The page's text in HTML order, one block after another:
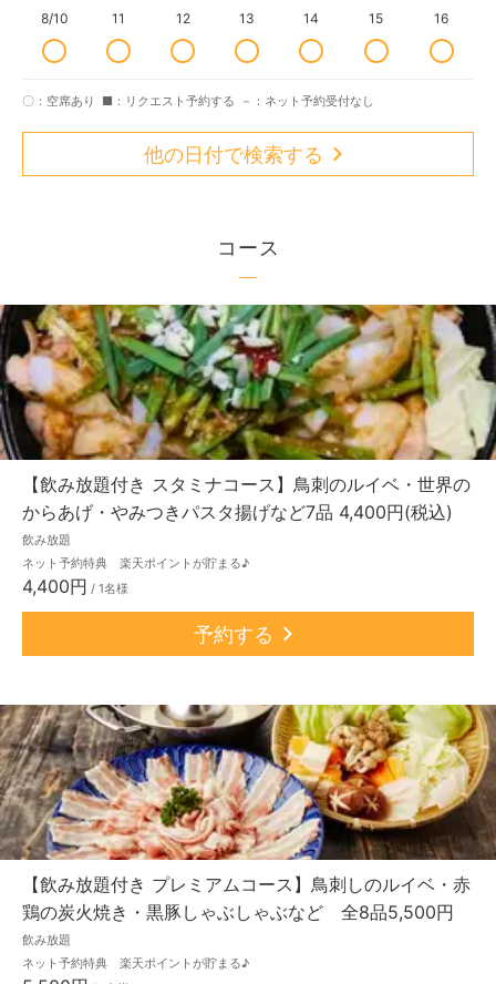
8/10 11 12 13 14 15 16
〇：空席あり ■：リクエスト予約する －：ネット予約受付なし
他の日付で検索する
コース
【飲み放題付き スタミナコース】鳥刺のルイベ・世界の
からあげ・やみつきパスタ揚げなど7品 4,400円(税込)
飲み放題
ネット予約特典 楽天ポイントが貯まる♪
4,400円 / 1名様
予約する
【飲み放題付き プレミアムコース】鳥刺しのルイベ・赤
鶏の炭火焼き・黒豚しゃぶしゃぶなど 全8品5,500円
飲み放題
ネット予約特典 楽天ポイントが貯まる♪